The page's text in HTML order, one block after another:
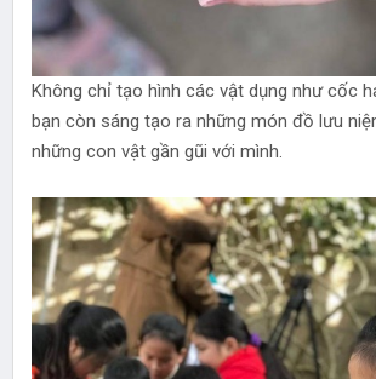
Không chỉ tạo hình các vật dụng như cốc
bạn còn sáng tạo ra những món đồ lưu
những con vật gần gũi với mình.